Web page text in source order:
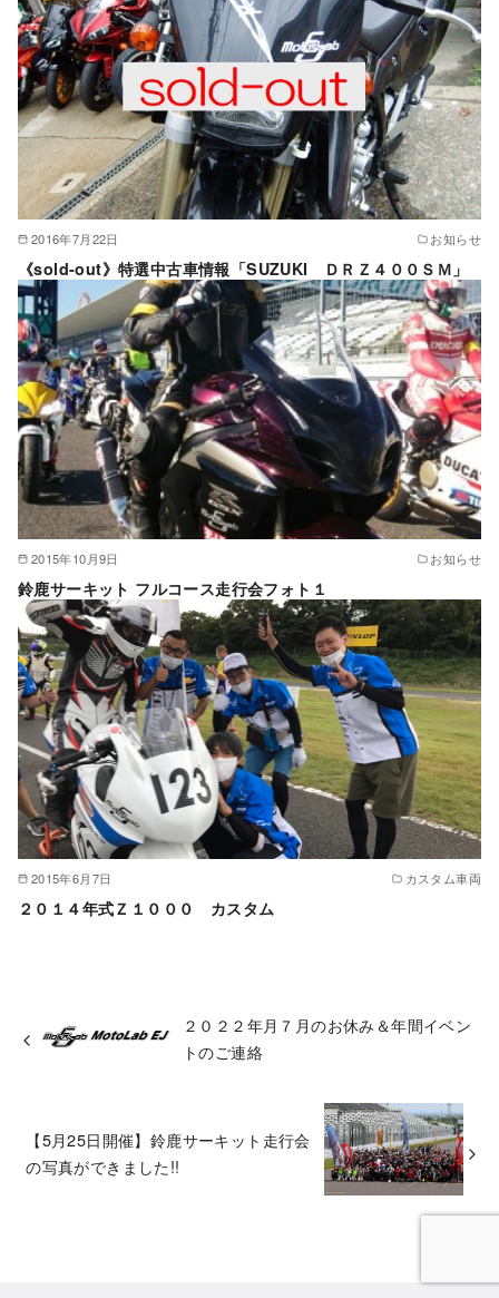
2016年7月22日 お知らせ
《sold-out》特選中古車情報「SUZUKI ＤＲＺ４００ＳＭ」
2015年10月9日 お知らせ
鈴鹿サーキット フルコース走行会フォト１
2015年6月7日 カスタム車両
２０１４年式Ｚ１０００ カスタム
２０２２年月７月のお休み＆年間イベン
トのご連絡
【5月25日開催】鈴鹿サーキット走行会
の写真ができました!!